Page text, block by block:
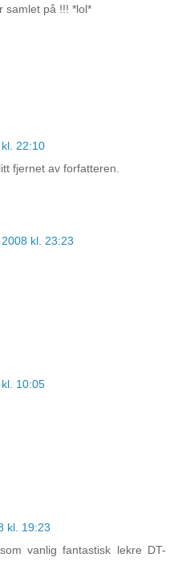
samlet på !!! *lol*
22:10
fjernet av forfatteren.
kl. 23:23
10:05
kl. 19:23
vanlig fantastisk lekre DT-